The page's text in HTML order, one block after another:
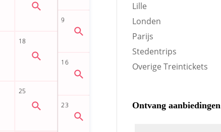
Lille
Londen
Parijs
Stedentrips
Overige Treintickets
Ontvang aanbiedingen